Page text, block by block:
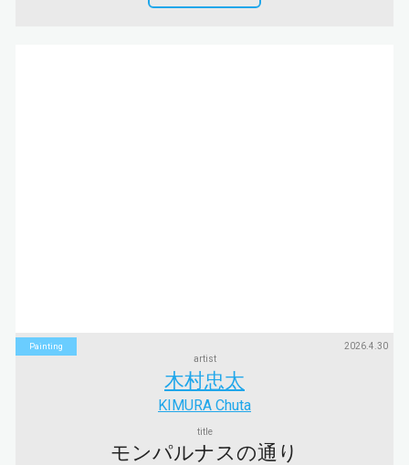
Painting
2026.4.30
artist
木村忠太
KIMURA Chuta
title
モンパルナスの通り